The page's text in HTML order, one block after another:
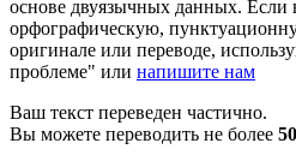
основе двуязычных данных.
орфографическую,
оригинале или переводе,
проблеме" или напишите нам
Ваш текст переведен частично.
Вы можете переводить не более